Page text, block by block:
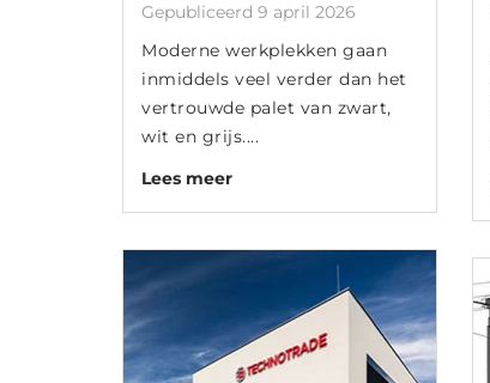
Gepubliceerd 9 april 2026
Moderne werkplekken gaan
inmiddels veel verder dan het
vertrouwde palet van zwart,
wit en grijs....
Lees meer